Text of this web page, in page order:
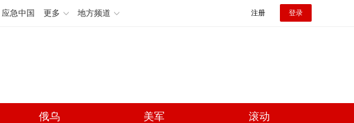
应急中国 更多 地方频道 注册 登录
俄乌 美军 滚动